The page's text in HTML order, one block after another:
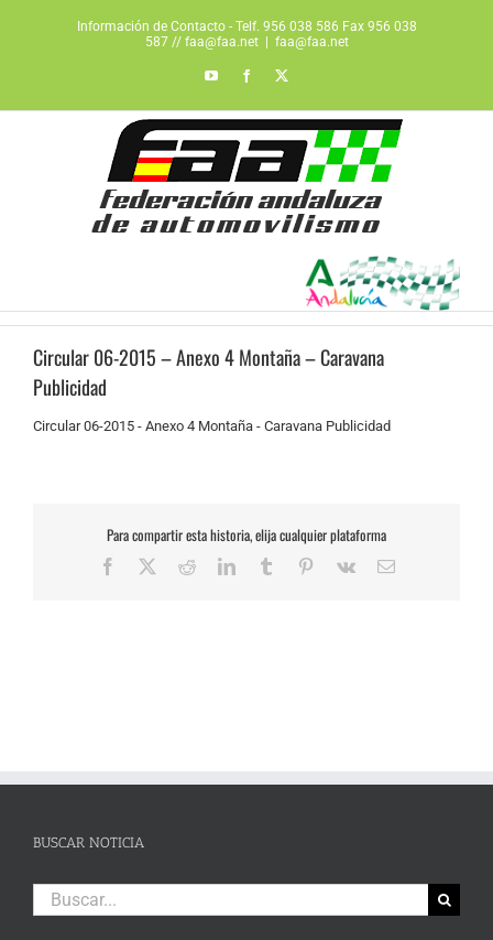
Información de Contacto - Telf. 956 038 586 Fax 956 038
587 // faa@faa.net
faa@faa.net
YouTubeFacebook
Circular 06-2015 – Anexo 4 Montaña – Caravana
Publicidad
Circular 06-2015 - Anexo 4 Montaña - Caravana Publicidad
Para compartir esta historia, elija cualquier plataforma
Facebook RedditLinkedInTumblr Pinterest
Vk
Correo
BUSCAR NOTICIA
Buscar: